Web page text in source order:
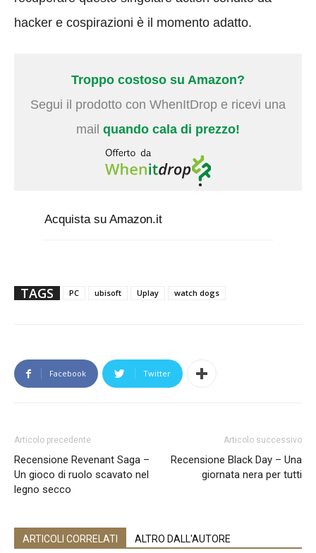
hacker e cospirazioni è il momento adatto.
Troppo costoso su Amazon?
Segui il prodotto con WhenItDrop e ricevi una
mail quando cala di prezzo!
Acquista su Amazon.it
TAGS PC ubisoft Uplay watch dogs
Facebook Twitter
Articolo precedente
Recensione Revenant Saga –
Un gioco di ruolo scavato nel
legno secco
Articolo successivo
Recensione Black Day – Una
giornata nera per tutti
ARTICOLI CORRELATI ALTRO DALL'AUTORE